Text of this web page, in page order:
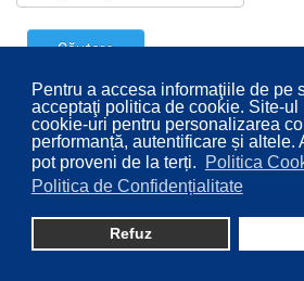
Pentru a accesa informaţiile de pe
acceptaţi politica de cookie. Site-
cookie-uri pentru personalizarea
performanță, autentificare și altele.
pot proveni de la terți.
Politica
Politica de Confidențialitate
Refuz
© 2026 Consiliul Local al Sectorului 2
Direcţia Transparenţă
Digitalizare